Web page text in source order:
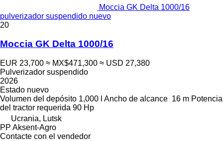
Moccia GK Delta 1000/16
pulverizador suspendido nuevo
20
Moccia GK Delta 1000/16
EUR 23,700 ≈ MX$471,300 ≈ USD 27,380
Pulverizador suspendido
2026
Estado nuevo
Volumen del depósito 1,000 l Ancho de alcance 16 m Potencia
del tractor requerida 90 Hp
Ucrania, Lutsk
PP Aksent-Agro
Contacte con el vendedor